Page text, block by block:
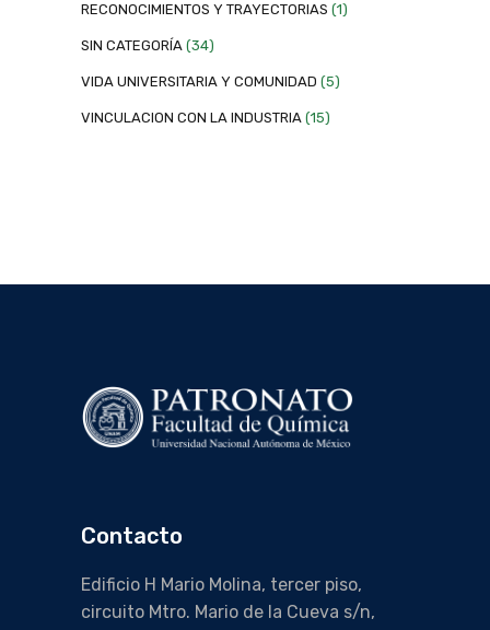
RECONOCIMIENTOS Y TRAYECTORIAS (1)
SIN CATEGORÍA (34)
VIDA UNIVERSITARIA Y COMUNIDAD (5)
VINCULACION CON LA INDUSTRIA (15)
Contacto
Edificio H Mario Molina, tercer piso,
circuito Mtro. Mario de la Cueva s/n,